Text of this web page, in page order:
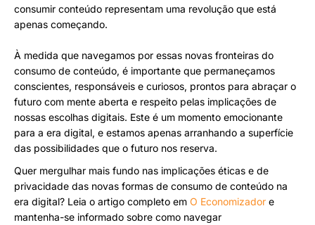
consumir conteúdo representam uma revolução que está
apenas começando.
À medida que navegamos por essas novas fronteiras do
consumo de conteúdo, é importante que permaneçamos
conscientes, responsáveis e curiosos, prontos para abraçar o
futuro com mente aberta e respeito pelas implicações de
nossas escolhas digitais. Este é um momento emocionante
para a era digital, e estamos apenas arranhando a superfície
das possibilidades que o futuro nos reserva.
Quer mergulhar mais fundo nas implicações éticas e de
privacidade das novas formas de consumo de conteúdo na
era digital? Leia o artigo completo em O Economizador e
mantenha-se informado sobre como navegar